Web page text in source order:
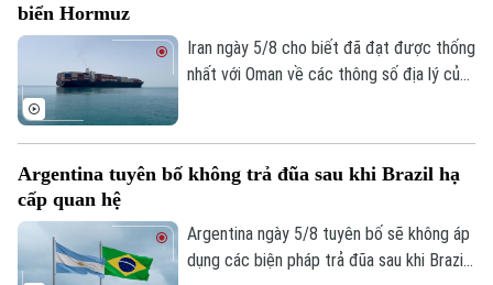
biển Hormuz
Iran ngày 5/8 cho biết đã đạt được thống
nhất với Oman về các thông số địa lý của
Argentina tuyên bố không trả đũa sau khi Brazil hạ
cấp quan hệ
Argentina ngày 5/8 tuyên bố sẽ không áp
dụng các biện pháp trả đũa sau khi Brazil